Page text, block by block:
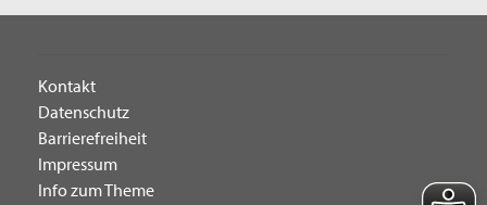
Kontakt
Datenschutz
Barrierefreiheit
Impressum
Info zum Theme